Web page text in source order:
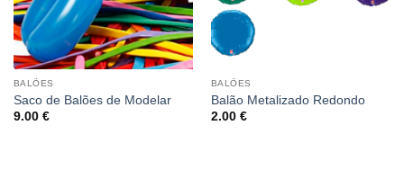
BALÕES
Saco de Balões de Modelar
9.00 €
BALÕES
Balão Metalizado Redondo
2.00 €